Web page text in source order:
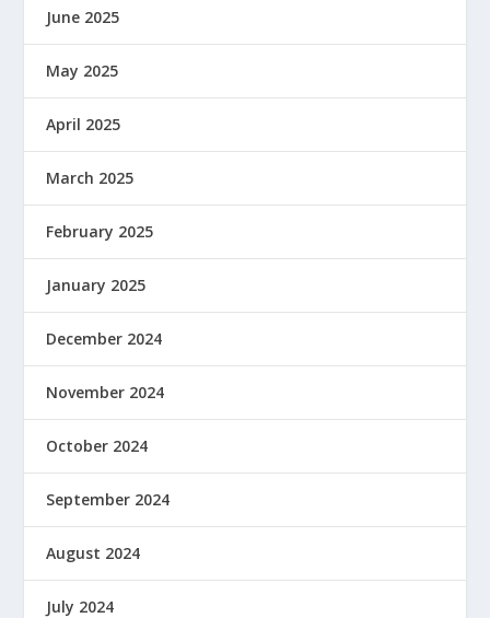
June 2025
May 2025
April 2025
March 2025
February 2025
January 2025
December 2024
November 2024
October 2024
September 2024
August 2024
July 2024